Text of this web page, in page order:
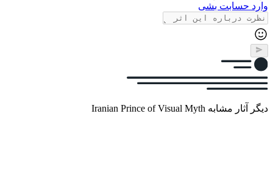
وارد حسابت بشی
دیگر آثار مشابه Iranian Prince of Visual Myth